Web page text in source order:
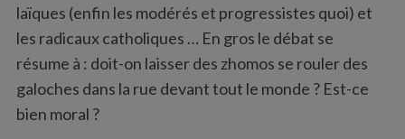
laïques (enfin les modérés et progressistes quoi) et
les radicaux catholiques … En gros le débat se
résume à : doit-on laisser des zhomos se rouler des
galoches dans la rue devant tout le monde ? Est-ce
bien moral ?